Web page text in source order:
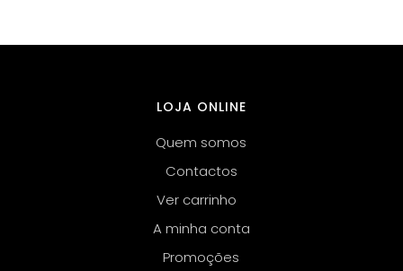
LOJA ONLINE
Quem somos
Contactos
Ver carrinho
A minha conta
Promoções